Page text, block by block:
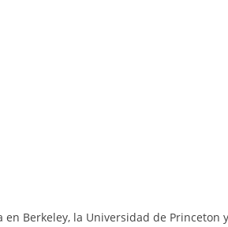
Berkeley, la Universidad de Princeton